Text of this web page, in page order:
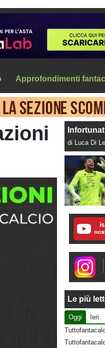
Approfondimenti
di Luca Di
Le più
Oggi
Ieri